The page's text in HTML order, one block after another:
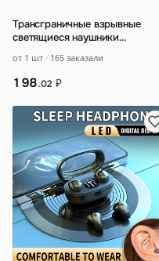
Трансграничные взрывные
светящиеся наушники
головном басовом телефон
от 1 шт 165 заказали
198.02 ₽